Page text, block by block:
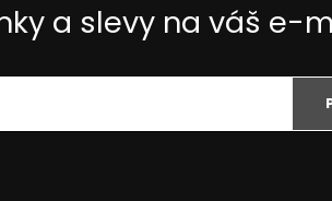
a slevy na váš e-